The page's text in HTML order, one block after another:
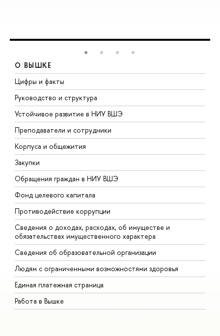
О ВЫШКЕ
Цифры и факты
Руководство и структура
Устойчивое развитие в НИУ ВШЭ
Преподаватели и сотрудники
Корпуса и общежития
Закупки
Обращения граждан в НИУ ВШЭ
Фонд целевого капитала
Противодействие коррупции
Сведения о доходах, расходах, об имуществе и
обязательствах имущественного характера
Сведения об образовательной организации
Людям с ограниченными возможностями здоровья
Единая платежная страница
Работа в Вышке